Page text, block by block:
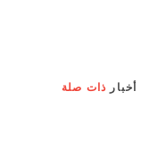
أخبار ذات صلة